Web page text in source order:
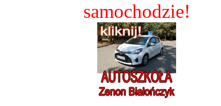
samochodzie!